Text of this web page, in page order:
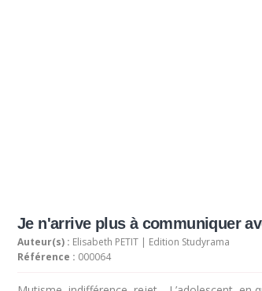
Je n'arrive plus à communiquer
Auteur(s) : Elisabeth PETIT | Edition Studyrama
Référence : 000064